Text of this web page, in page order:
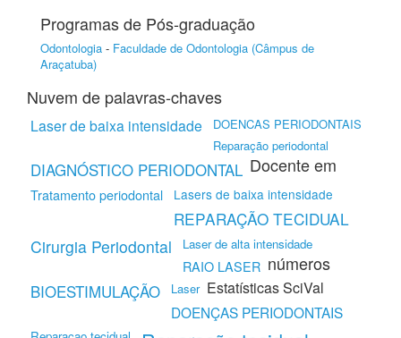
Programas de Pós-graduação
Odontologia - Faculdade de Odontologia (Câmpus de
Araçatuba)
Nuvem de palavras-chaves
Laser de baixa intensidade
DOENCAS PERIODONTAIS
Reparação periodontal
DIAGNÓSTICO PERIODONTAL
Tratamento periodontal Lasers de baixa intensidade
REPARAÇÃO TECIDUAL
Cirurgia Periodontal
Laser de alta intensidade
RAIO LASER
BIOESTIMULAÇÃO Laser
DOENÇAS PERIODONTAIS
Docente em
números
Estatísticas SciVal